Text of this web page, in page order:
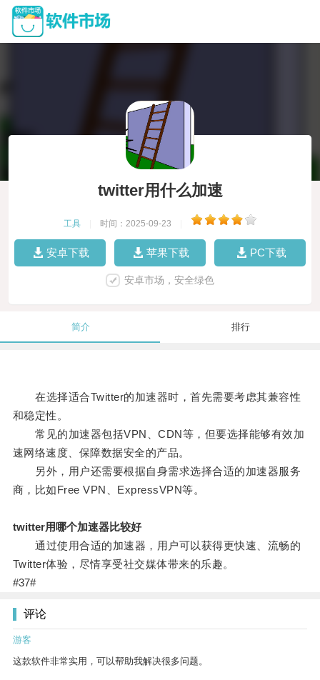
twitter用什么加速
工具 时间：2025-09-23
安卓下载 苹果下载 PC下载
安卓市场，安全绿色
简介 排行
在选择适合Twitter的加速器时，首先需要考虑其兼容性
和稳定性。
常见的加速器包括VPN、CDN等，但要选择能够有效加
速网络速度、保障数据安全的产品。
另外，用户还需要根据自身需求选择合适的加速器服务
商，比如Free VPN、ExpressVPN等。
twitter用哪个加速器比较好
通过使用合适的加速器，用户可以获得更快速、流畅的
Twitter体验，尽情享受社交媒体带来的乐趣。
#37#
评论
游客
这款软件非常实用，可以帮助我解决很多问题。